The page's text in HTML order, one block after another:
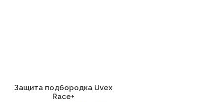
В корзину
Защита подбородка Uvex
Race+